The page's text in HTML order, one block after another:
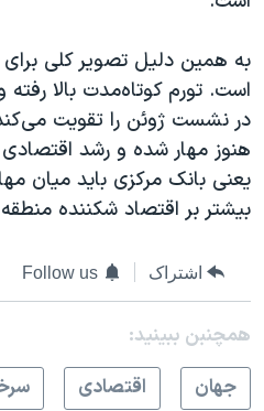
به همین دلیل تصویر کلی برای
است. تورم کوتاه‌مدت بالا
در نشست ژوئن را تقویت
هنوز مهار شده و رشد
یعنی بانک مرکزی باید میان
بیشتر بر اقتصاد شکننده منطقه
اشتراک Follow us
همچنبن ببینید:
جهان
اقتصادی